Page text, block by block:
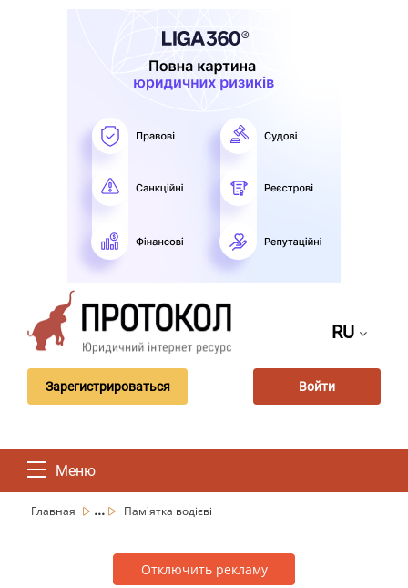
RU
Зарегистрироваться Войти
Меню
Главная ... Пам'ятка водієві
Отключить рекламу